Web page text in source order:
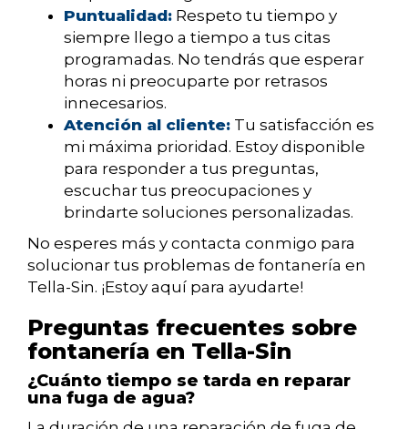
Puntualidad: Respeto tu tiempo y
siempre llego a tiempo a tus citas
programadas. No tendrás que esperar
horas ni preocuparte por retrasos
innecesarios.
Atención al cliente: Tu satisfacción es
mi máxima prioridad. Estoy disponible
para responder a tus preguntas,
escuchar tus preocupaciones y
brindarte soluciones personalizadas.
No esperes más y contacta conmigo para
solucionar tus problemas de fontanería en
Tella-Sin. ¡Estoy aquí para ayudarte!
Preguntas frecuentes sobre
fontanería en Tella-Sin
¿Cuánto tiempo se tarda en reparar
una fuga de agua?